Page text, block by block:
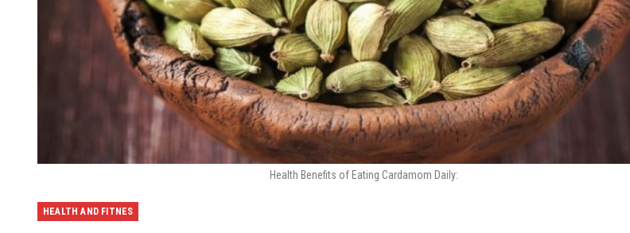
Health Benefits of Eating Cardamom Daily:
HEALTH AND FITNES